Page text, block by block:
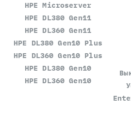
HPE Microserver
HPE DL380 Gen11
HPE DL360 Gen11
HPE DL380 Gen10 Plus
HPE DL360 Gen10 Plus
HPE DL380 Gen10
HPE DL360 Gen10